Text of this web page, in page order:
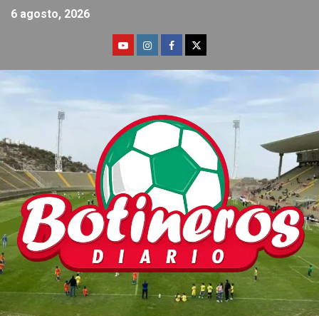
6 agosto, 2026